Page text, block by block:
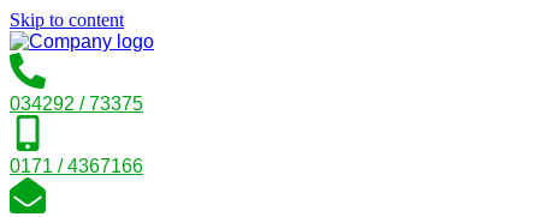
Skip to content
034292 / 73375
0171 / 4367166